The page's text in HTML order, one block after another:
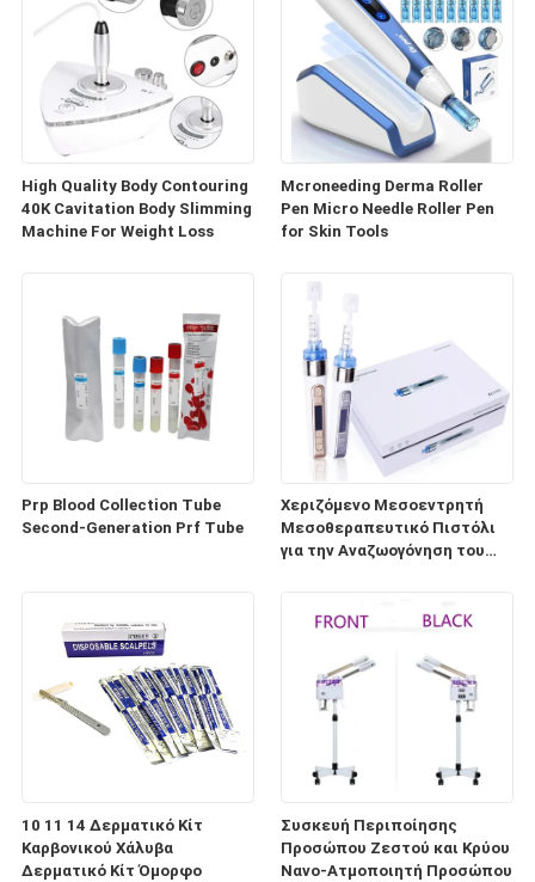
High Quality Body Contouring
40K Cavitation Body Slimming
Machine For Weight Loss
Mcroneeding Derma Roller
Pen Micro Needle Roller Pen
for Skin Tools
Prp Blood Collection Tube
Second-Generation Prf Tube
Χεριζόμενο Μεσοεντρητή
Μεσοθεραπευτικό Πιστόλι
για την Αναζωογόνηση του
10 11 14 Δερματικό Κίτ
Καρβονικού Χάλυβα
Δερματικό Κίτ Όμορφο
Συσκευή Περιποίησης
Προσώπου Ζεστού και Κρύου
Νανο-Ατμοποιητή Προσώπου